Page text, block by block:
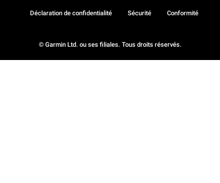
© Garmin Ltd. ou ses filiales. Tous droits réservés.
Déclaration de confidentialité Sécurité Conformité